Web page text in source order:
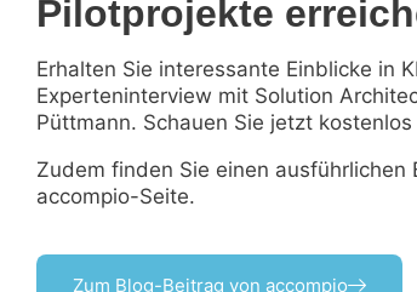
Pilotprojekte
Erhalten Sie interessante Einblicke in
Experteninterview mit Solution
Püttmann. Schauen Sie jetzt
Zudem finden Sie einen
accompio-Seite.
Zum Blog-Beitrag von accompio